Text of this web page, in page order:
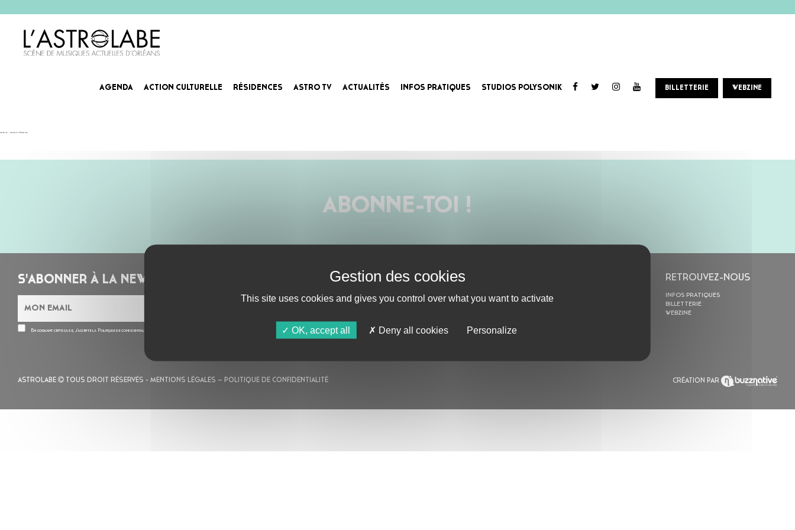
AGENDA ACTION CULTURELLE RÉSIDENCES ASTRO TV ACTUALITÉS INFOS PRATIQUES STUDIOS POLYSONIK BILLETTERIE WEBZINE
les genres.
ABONNE-TOI !
S'ABONNER À LA NEWSLETTER
En cochant cette case, j’accepte la Politique de confidentialité
AU PROGRAMME
AGENDA
ACTION CULTURELLE
RETROUVEZ-NOUS
INFOS PRATIQUES
BILLETTERIE
WEBZINE
ASTROLABE TOUS DROIT RÉSERVÉS - MENTIONS LÉGALES – POLITIQUE DE CONFIDENTIALITÉ CRÉATION PAR
This site uses cookies and gives you control over what you want to activate
OK, accept all Deny all cookies Personalize